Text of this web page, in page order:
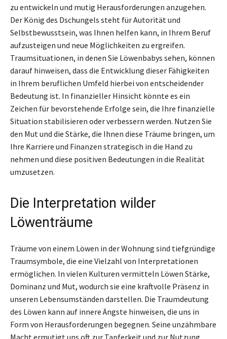
zu entwickeln und mutig Herausforderungen anzugehen.
Der König des Dschungels steht für Autorität und
Selbstbewusstsein, was Ihnen helfen kann, in Ihrem Beruf
aufzusteigen und neue Möglichkeiten zu ergreifen.
Traumsituationen, in denen Sie Löwenbabys sehen, können
darauf hinweisen, dass die Entwicklung dieser Fähigkeiten
in Ihrem beruflichen Umfeld hierbei von entscheidender
Bedeutung ist. In finanzieller Hinsicht könnte es ein
Zeichen für bevorstehende Erfolge sein, die Ihre finanzielle
Situation stabilisieren oder verbessern werden. Nutzen Sie
den Mut und die Stärke, die Ihnen diese Träume bringen, um
Ihre Karriere und Finanzen strategisch in die Hand zu
nehmen und diese positiven Bedeutungen in die Realität
umzusetzen.
Die Interpretation wilder
Löwenträume
Träume von einem Löwen in der Wohnung sind tiefgründige
Traumsymbole, die eine Vielzahl von Interpretationen
ermöglichen. In vielen Kulturen vermitteln Löwen Stärke,
Dominanz und Mut, wodurch sie eine kraftvolle Präsenz in
unseren Lebensumständen darstellen. Die Traumdeutung
des Löwen kann auf innere Ängste hinweisen, die uns in
Form von Herausforderungen begegnen. Seine unzähmbare
Macht ermutigt uns oft zur Tapferkeit und zur Nutzung